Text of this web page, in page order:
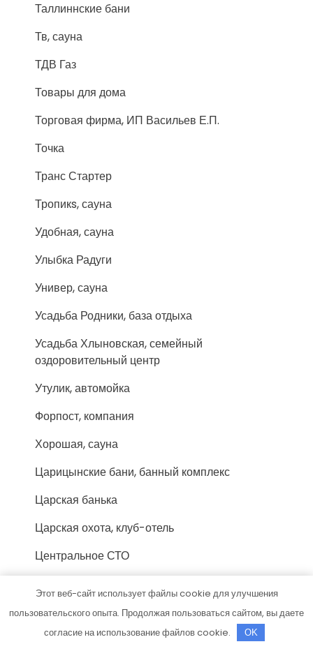
Таллиннские бани
Тв, сауна
ТДВ Газ
Товары для дома
Торговая фирма, ИП Васильев Е.П.
Точка
Транс Стартер
Тропикs, сауна
Удобная, сауна
Улыбка Радуги
Универ, сауна
Усадьба Родники, база отдыха
Усадьба Хлыновская, семейный
оздоровительный центр
Утулик, автомойка
Форпост, компания
Хорошая, сауна
Царицынские бани, банный комплекс
Царская банька
Царская охота, клуб-отель
Центральное СТО
Черемушки, автокомплекс
Черемушки, автокомплекс
Этот веб-сайт использует файлы cookie для улучшения
пользовательского опыта. Продолжая пользоваться сайтом, вы даете
согласие на использование файлов cookie.
OK